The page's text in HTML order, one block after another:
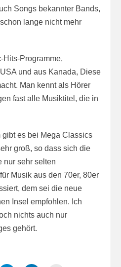
Songs bekannter Bands,
lange nicht mehr
Hits-Programme,
und aus Kanada, Diese
Man kennt als Hörer
fast alle Musiktitel, die in
es bei Mega Classics
groß, so dass sich die
nur sehr selten
Musik aus den 70er, 80er
dem sei die neue
Insel empfohlen. Ich
nichts auch nur
gehört.